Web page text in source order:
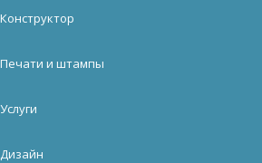
Конструктор
Печати и штампы
Услуги
Дизайн